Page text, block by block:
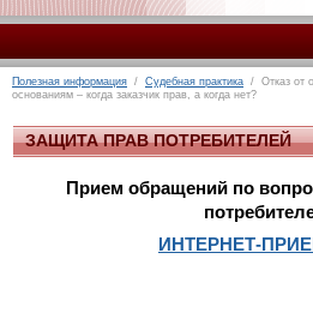
Полезная информация / Судебная практика / Отказ от
основаниям – когда заказчик прав, а когда нет?
ЗАЩИТА ПРАВ ПОТРЕБИТЕЛЕЙ
Прием обращений по
ИНТЕРНЕТ-